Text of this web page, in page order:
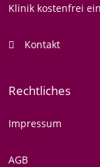
Klinik kostenfrei
Kontakt
Rechtliches
Impressum
AGB